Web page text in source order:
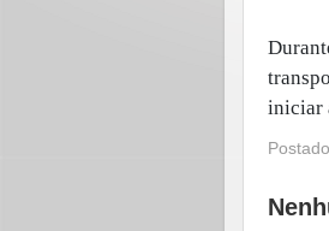
iniciar